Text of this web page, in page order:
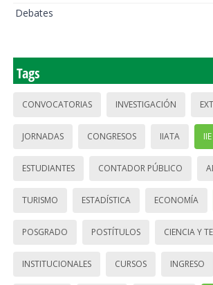
Debates
Tags
CONVOCATORIAS INVESTIGACIÓN
JORNADAS CONGRESOS IIATA IIE
ESTUDIANTES CONTADOR PÚBLICO
TURISMO ESTADÍSTICA ECONOMÍA
POSGRADO POSTÍTULOS CIENCIA Y
INSTITUCIONALES CURSOS INGRESO